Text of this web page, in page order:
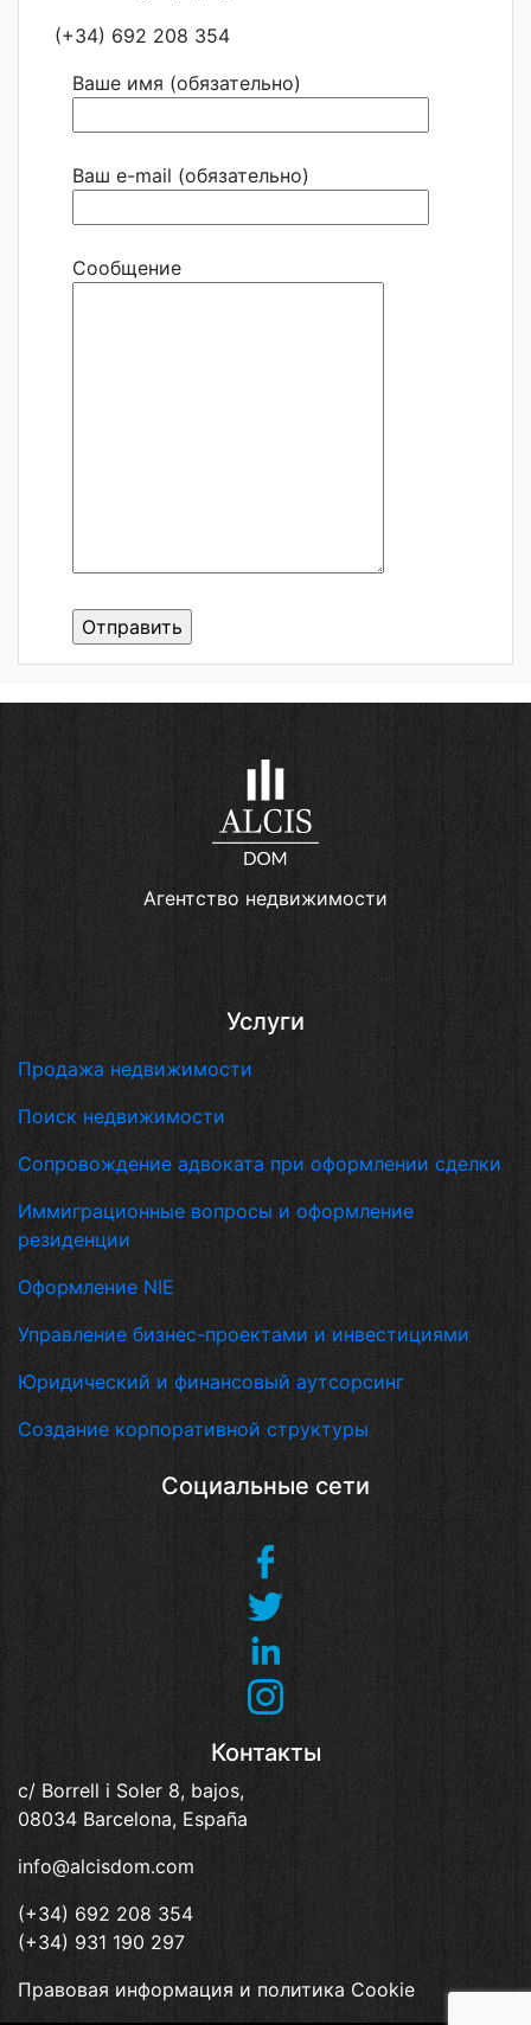
(+34) 692 208 354
Ваше имя (обязательно)
Ваш e-mail (обязательно)
Сообщение
Агентство недвижимости
Услуги
Продажа недвижимости
Поиск недвижимости
Сопровождение адвоката при оформлении сделки
Иммиграционные вопросы и оформление
резиденции
Оформление NIE
Управление бизнес-проектами и инвестициями
Юридический и финансовый аутсорсинг
Создание корпоративной структуры
Социальные сети
Контакты
c/ Borrell i Soler 8, bajos,
08034 Barcelona, España
info@alcisdom.com
(+34) 692 208 354
(+34) 931 190 297
Правовая информация и политика Cookie